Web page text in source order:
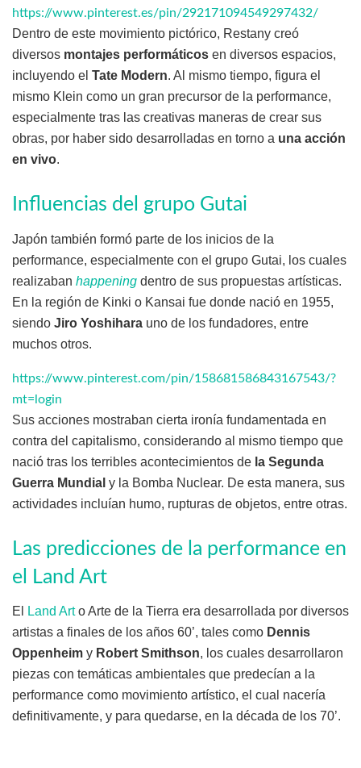
https://www.pinterest.es/pin/292171094549297432/
Dentro de este movimiento pictórico, Restany creó
diversos montajes performáticos en diversos espacios,
incluyendo el Tate Modern. Al mismo tiempo, figura el
mismo Klein como un gran precursor de la performance,
especialmente tras las creativas maneras de crear sus
obras, por haber sido desarrolladas en torno a una acción
en vivo.
Influencias del grupo Gutai
Japón también formó parte de los inicios de la
performance, especialmente con el grupo Gutai, los cuales
realizaban happening dentro de sus propuestas artísticas.
En la región de Kinki o Kansai fue donde nació en 1955,
siendo Jiro Yoshihara uno de los fundadores, entre
muchos otros.
https://www.pinterest.com/pin/158681586843167543/?
mt=login
Sus acciones mostraban cierta ironía fundamentada en
contra del capitalismo, considerando al mismo tiempo que
nació tras los terribles acontecimientos de la Segunda
Guerra Mundial y la Bomba Nuclear. De esta manera, sus
actividades incluían humo, rupturas de objetos, entre otras.
Las predicciones de la performance en
el Land Art
El Land Arto Arte de la Tierra era desarrollada por diversos
artistas a finales de los años 60’, tales como Dennis
Oppenheim y Robert Smithson, los cuales desarrollaron
piezas con temáticas ambientales que predecían a la
performance como movimiento artístico, el cual nacería
definitivamente, y para quedarse, en la década de los 70’.